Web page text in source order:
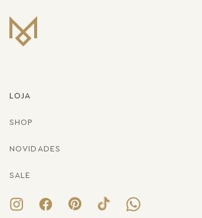
LOJA
SHOP
NOVIDADES
SALE